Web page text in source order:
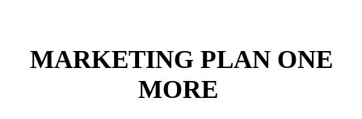
MARKETING PLAN ONE
MORE ​